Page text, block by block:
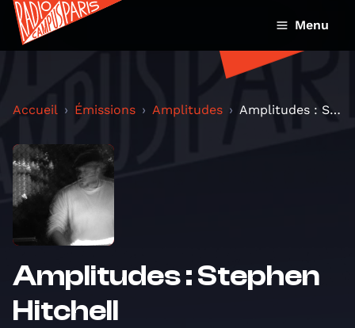
Menu
Accueil Émissions Amplitudes Amplitudes : Stephen Hitchell
Amplitudes : Stephen
Hitchell